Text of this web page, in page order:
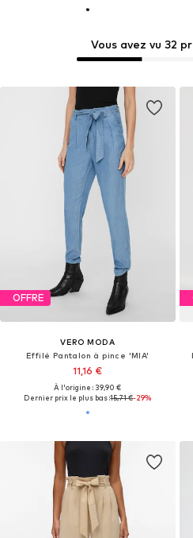
OFFRE
VERO MODA
Effilé Pantalon à pince 'MIA'
11,16 €
À l'origine : 39,90 €
Dernier prix le plus bas :15,71 €-29%
Vous avez vu 32